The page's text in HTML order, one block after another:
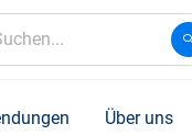
Über uns